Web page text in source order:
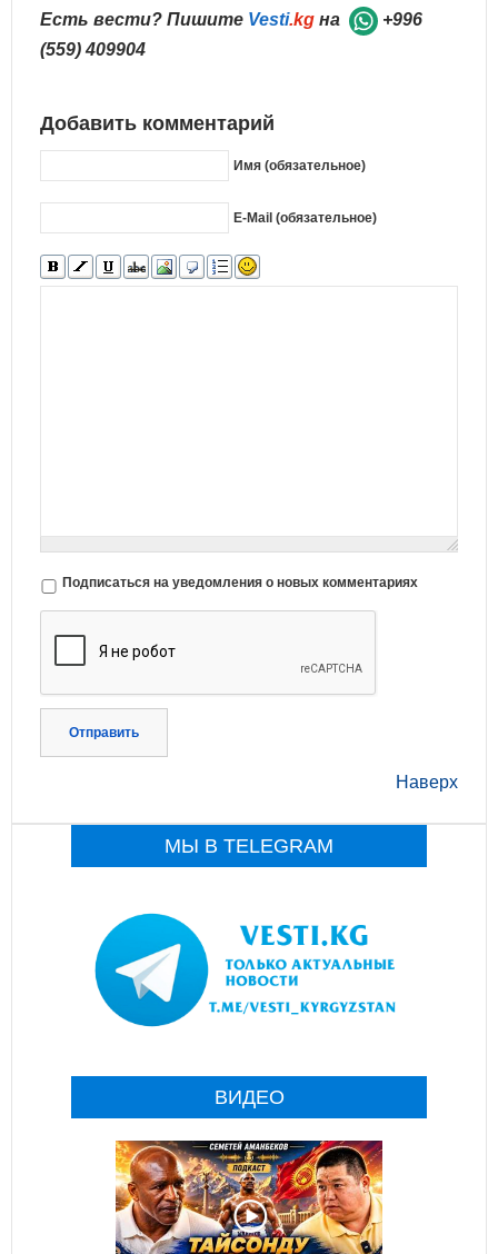
Есть вести? Пишите Vesti.kg на
+996
(559) 409904
Добавить комментарий
Имя (обязательное)
E-Mail (обязательное)
Подписаться на уведомления о новых комментариях
Отправить
Наверх
МЫ В TELEGRAM
ВИДЕО